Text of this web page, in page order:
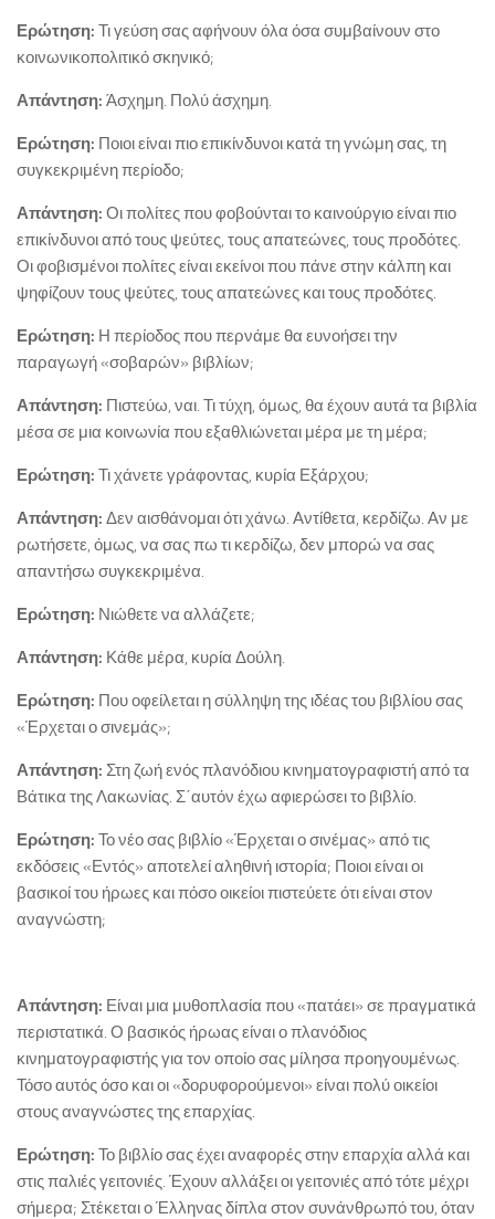
Ερώτηση: Τι γεύση σας αφήνουν όλα όσα συμβαίνουν στο
κοινωνικοπολιτικό σκηνικό;
Απάντηση: Άσχημη. Πολύ άσχημη.
Ερώτηση: Ποιοι είναι πιο επικίνδυνοι κατά τη γνώμη σας, τη
συγκεκριμένη περίοδο;
Απάντηση: Οι πολίτες που φοβούνται το καινούργιο είναι πιο
επικίνδυνοι από τους ψεύτες, τους απατεώνες, τους προδότες.
Οι φοβισμένοι πολίτες είναι εκείνοι που πάνε στην κάλπη και
ψηφίζουν τους ψεύτες, τους απατεώνες και τους προδότες.
Ερώτηση: Η περίοδος που περνάμε θα ευνοήσει την
παραγωγή «σοβαρών» βιβλίων;
Απάντηση: Πιστεύω, ναι. Τι τύχη, όμως, θα έχουν αυτά τα βιβλία
μέσα σε μια κοινωνία που εξαθλιώνεται μέρα με τη μέρα;
Ερώτηση: Τι χάνετε γράφοντας, κυρία Εξάρχου;
Απάντηση: Δεν αισθάνομαι ότι χάνω. Αντίθετα, κερδίζω. Αν με
ρωτήσετε, όμως, να σας πω τι κερδίζω, δεν μπορώ να σας
απαντήσω συγκεκριμένα.
Ερώτηση: Νιώθετε να αλλάζετε;
Απάντηση: Κάθε μέρα, κυρία Δούλη.
Ερώτηση: Που οφείλεται η σύλληψη της ιδέας του βιβλίου σας
«Έρχεται ο σινεμάς»;
Απάντηση: Στη ζωή ενός πλανόδιου κινηματογραφιστή από τα
Βάτικα της Λακωνίας. Σ΄αυτόν έχω αφιερώσει το βιβλίο.
Ερώτηση: Το νέο σας βιβλίο «Έρχεται ο σινέμας» από τις
εκδόσεις «Εντός» αποτελεί αληθινή ιστορία; Ποιοι είναι οι
βασικοί του ήρωες και πόσο οικείοι πιστεύετε ότι είναι στον
αναγνώστη;
Απάντηση: Είναι μια μυθοπλασία που «πατάει» σε πραγματικά
περιστατικά. Ο βασικός ήρωας είναι ο πλανόδιος
κινηματογραφιστής για τον οποίο σας μίλησα προηγουμένως.
Τόσο αυτός όσο και οι «δορυφορούμενοι» είναι πολύ οικείοι
στους αναγνώστες της επαρχίας.
Ερώτηση: Το βιβλίο σας έχει αναφορές στην επαρχία αλλά και
στις παλιές γειτονιές. Έχουν αλλάξει οι γειτονιές από τότε μέχρι
σήμερα; Στέκεται ο Έλληνας δίπλα στον συνάνθρωπό του, όταν